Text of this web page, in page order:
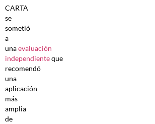
CARTA
se
sometió
a
unaevaluación
independienteque
recomendó
una
aplicación
más
amplia
de